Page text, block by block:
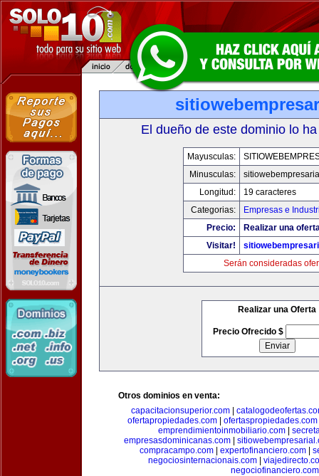
El dueño de este dominio lo
Mayusculas:
Minusculas:
Longitud:
19 caracteres
Categorias:
Empresas e
Precio:
Realizar una
Visitar!
Serán consideradas
Realizar una Oferta
Precio Ofrecido $
Otros dominios en venta:
capacitacionsuperior.com
ofertapropiedades.com
ofertaspropiedades.com
emprendimientoinmobiliario.com|
empresasdominicanas.com|
compracampo.com| expertofinanciero.com|
negociosinternacionais.com
negociofinanciero.com